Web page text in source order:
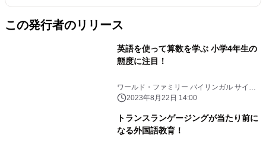
この発行者のリリース
英語を使って算数を学ぶ 小学4年生の
態度に注目！
ワールド・ファミリー バイリンガル サイエ
ンス研究所
2023年8月22日 14:00
トランスランゲージングが当たり前に
なる外国語教育！